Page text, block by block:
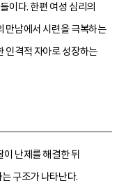
이다. 한편 여성 심리의
만남에서 시련을 극복하는
인격적 자아로 성장하는
난제를 해결한 뒤
구조가 나타난다.